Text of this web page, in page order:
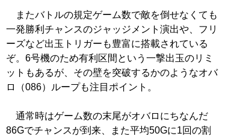
またバトルの規定ゲーム数で敵を倒せなくても
一発勝利チャンスのジャッジメント演出や、フリ
ーズなど出玉トリガーも豊富に搭載されている
ぞ。6号機のため有利区間という一撃出玉のリミ
ットもあるが、その壁を突破するかのようなオバ
ロ（086）ループも注目ポイント。
通常時はゲーム数の末尾がオバロにちなんだ
86Gでチャンスが到来、また平均50Gに1回の割